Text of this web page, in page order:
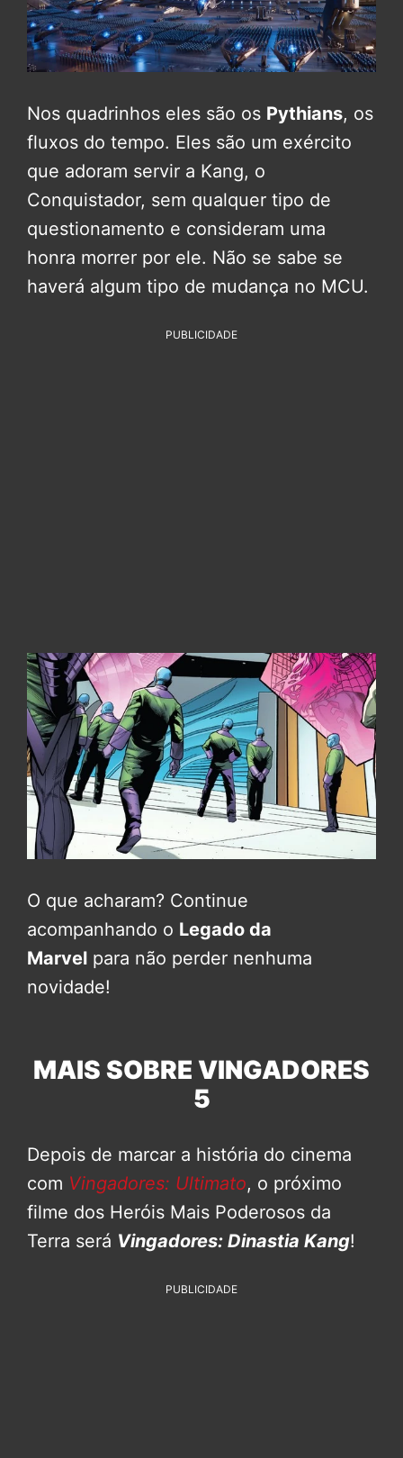
Nos quadrinhos eles são os Pythians, os
fluxos do tempo. Eles são um exército
que adoram servir a Kang, o
Conquistador, sem qualquer tipo de
questionamento e consideram uma
honra morrer por ele. Não se sabe se
haverá algum tipo de mudança no MCU.
PUBLICIDADE
O que acharam? Continue
acompanhando o Legado da
Marvel para não perder nenhuma
novidade!
MAIS SOBRE VINGADORES
5
Depois de marcar a história do cinema
com Vingadores: Ultimato, o próximo
filme dos Heróis Mais Poderosos da
Terra será Vingadores: Dinastia Kang!
PUBLICIDADE